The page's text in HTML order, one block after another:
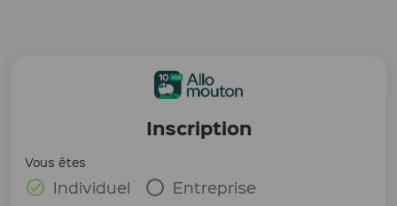
Inscription
Vous êtes
Individuel Entreprise